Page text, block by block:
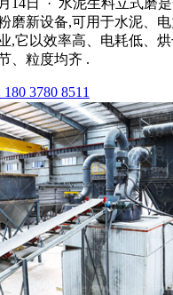
14日 · 水泥生料立式磨
磨新设备,可用于水泥、
,它以效率高、电耗低、
、粒度均齐 .
3780 8511